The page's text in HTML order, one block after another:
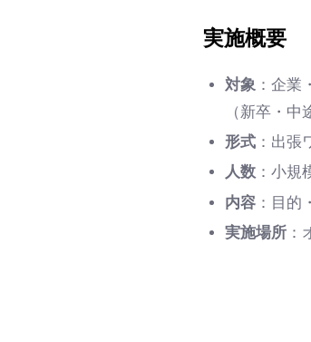
実施概要
対象 ：企業
（新卒・
形式：出張
人数：小規
内容：目的
実施場所：